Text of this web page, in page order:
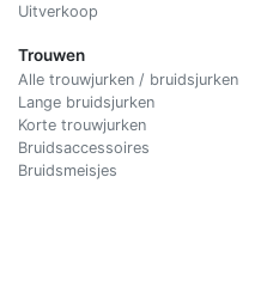
Uitverkoop
Trouwen
Alle trouwjurken / bruidsjurken
Lange bruidsjurken
Korte trouwjurken
Bruidsaccessoires
Bruidsmeisjes